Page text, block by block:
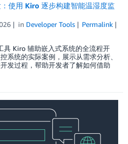
使用 Kiro 逐步构建智能温湿度监
in Developer Tools
Permalink
具 Kiro 辅助嵌入式系统的全流程开
系统的实际案例，展示从需求分析、
发过程，帮助开发者了解如何借助